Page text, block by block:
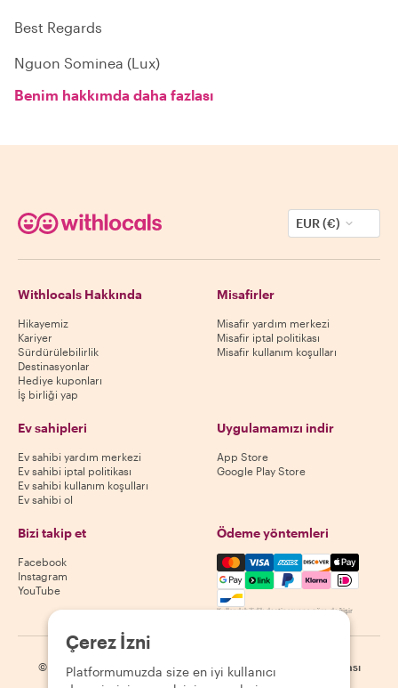
Best Regards
Nguon Sominea (Lux)
Benim hakkımda daha fazlası
EUR (€)
Withlocals Hakkında
Hikayemiz
Kariyer
Sürdürülebilirlik
Destinasyonlar
Hediye kuponları
İş birliği yap
Misafirler
Misafir yardım merkezi
Misafir iptal politikası
Misafir kullanım koşulları
Ev sahipleri
Ev sahibi yardım merkezi
Ev sahibi iptal politikası
Ev sahibi kullanım koşulları
Ev sahibi ol
Uygulamamızı indir
App Store
Google Play Store
Bizi takip et
Facebook
Instagram
YouTube
Ödeme yöntemleri
Mastercard, Visa, Amex,
Kullanılabilirlik destinasyona göre değişir
© 2026 Withlocals.com Gizlilik Politikası | Site haritası
Çerez İzni
Platformumuzda size en iyi kullanıcı